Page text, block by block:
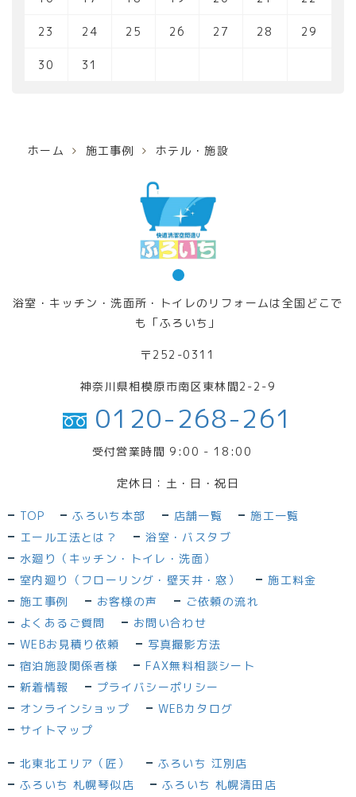
23 24 25 26 27 28 29
30 31
ホーム 施工事例 ホテル・施設
浴室・キッチン・洗面所・トイレのリフォームは全国どこで
も「ふろいち」
〒252-0311
神奈川県相模原市南区東林間2-2-9
0120-268-261
受付営業時間 9:00 - 18:00
定休日：土・日・祝日
TOP ふろいち本部 店舗一覧
施工一覧
エール工法とは？
浴室・バスタブ
水廻り（キッチン・トイレ・洗面）
室内廻り（フローリング・壁天井・窓）
施工料金
施工事例
お客様の声
ご依頼の流れ
よくあるご質問
お問い合わせ
WEBお見積り依頼
写真撮影方法
宿泊施設関係者様
FAX無料相談シート
新着情報
プライバシーポリシー
オンラインショップ
WEBカタログ
サイトマップ
北東北エリア（匠）
ふろいち 江別店
ふろいち 札幌琴似店
ふろいち 札幌清田店